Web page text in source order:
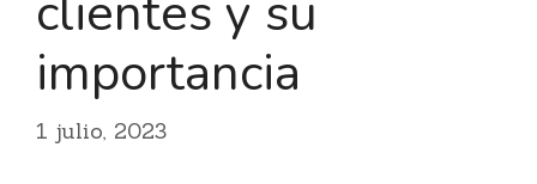
clientes y su
importancia
1 julio, 2023